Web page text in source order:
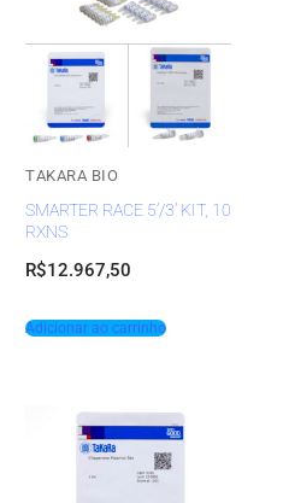
TAKARA BIO
SMARTER RACE 5’/3’ KIT, 10
RXNS
R$12.967,50
Adicionar ao carrinho